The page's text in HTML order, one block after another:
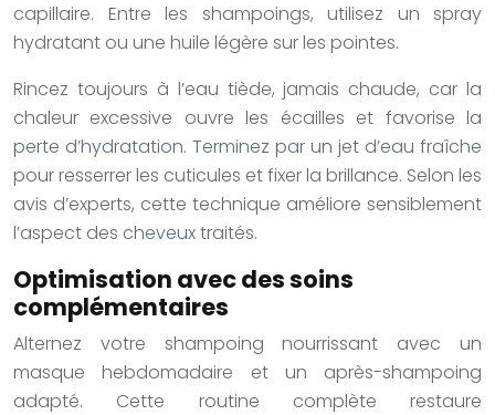
capillaire. Entre les shampoings, utilisez un spray
hydratant ou une huile légère sur les pointes.
Rincez toujours à l’eau tiède, jamais chaude, car la
chaleur excessive ouvre les écailles et favorise la
perte d’hydratation. Terminez par un jet d’eau fraîche
pour resserrer les cuticules et fixer la brillance. Selon les
avis d’experts, cette technique améliore sensiblement
l’aspect des cheveux traités.
Optimisation avec des soins
complémentaires
Alternez votre shampoing nourrissant avec un
masque hebdomadaire et un après-shampoing
adapté. Cette routine complète restaure